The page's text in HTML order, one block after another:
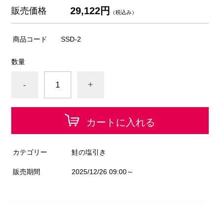
販売価格 29,122円 （税込み）
商品コード SSD-2
数量
- +
カートに入れる
カテゴリー 鮭の塩引き
販売期間 2025/12/26 09:00～